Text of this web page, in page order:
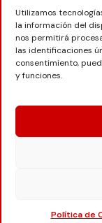
Utilizamos
la información del
nos permitirá
las identificaciones
consentimiento,
y funciones.
Política de
Competiciones
Nieve